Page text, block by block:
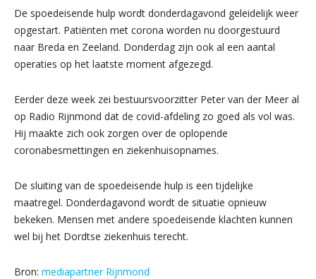
De spoedeisende hulp wordt donderdagavond geleidelijk weer
opgestart. Patiënten met corona worden nu doorgestuurd
naar Breda en Zeeland. Donderdag zijn ook al een aantal
operaties op het laatste moment afgezegd.
Eerder deze week zei bestuursvoorzitter Peter van der Meer al
op Radio Rijnmond dat de covid-afdeling zo goed als vol was.
Hij maakte zich ook zorgen over de oplopende
coronabesmettingen en ziekenhuisopnames.
De sluiting van de spoedeisende hulp is een tijdelijke
maatregel. Donderdagavond wordt de situatie opnieuw
bekeken. Mensen met andere spoedeisende klachten kunnen
wel bij het Dordtse ziekenhuis terecht.
Bron: mediapartner Rijnmond